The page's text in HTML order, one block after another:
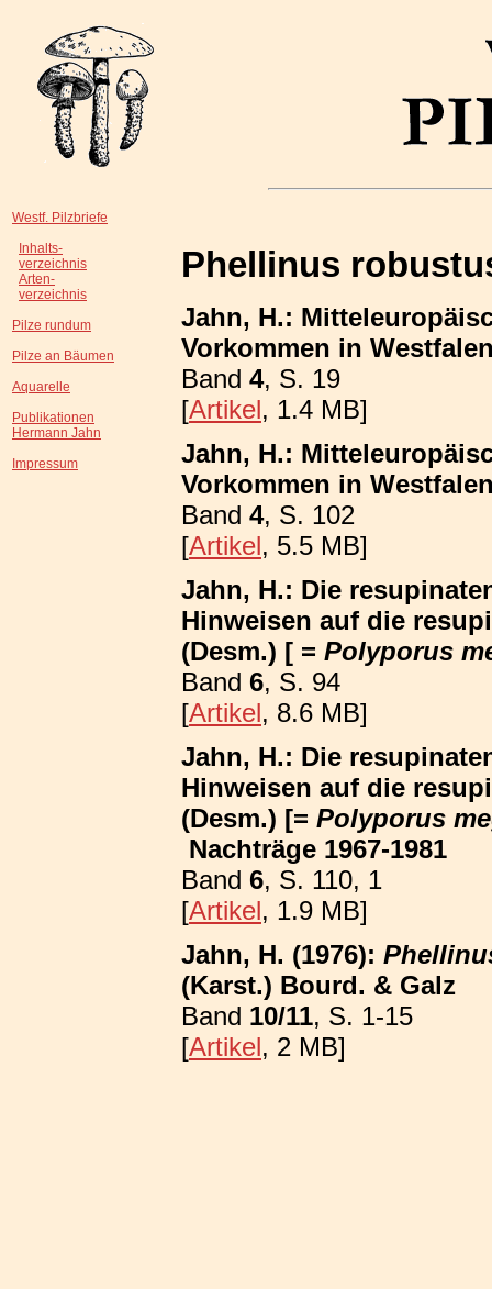
Westf. Pilzbriefe
Inhalts-
verzeichnis
Arten-
verzeichnis
Pilze rundum
Pilze an Bäumen
Aquarelle
Publikationen
Hermann Jahn
Impressum
Phellinus
Jahn, H.:
Vorkommen in
Band 4, S. 19
[Artikel, 1.4 MB]
Jahn, H.:
Vorkommen in
Band 4, S. 102
[Artikel, 5.5 MB]
Jahn, H.: Die
Hinweisen auf die
(Desm.) [ = Polyporus
Band 6, S. 94
[Artikel, 8.6 MB]
Jahn, H.: Die
Hinweisen auf die
(Desm.) [= Polyporus
Nachträge 1967-1981
Band 6, S. 110, 1
[Artikel, 1.9 MB]
Jahn, H. (1976):
(Karst.) Bourd. & Galz
Band 10/11, S. 1-15
[Artikel, 2 MB]